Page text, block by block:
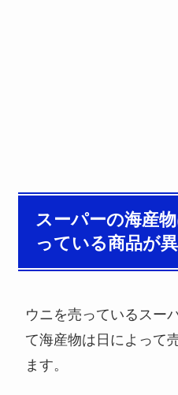
スーパーの海産
っている商品が
ウニを売っているスー
て海産物は日によって
ます。